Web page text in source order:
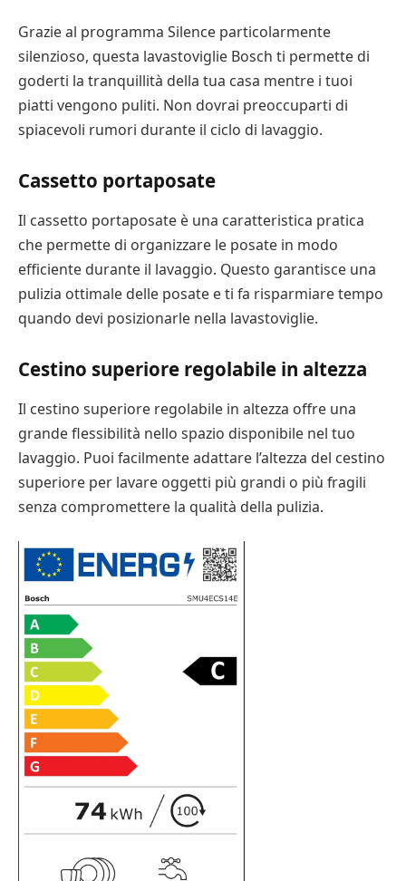
Grazie al programma Silence particolarmente
silenzioso, questa lavastoviglie Bosch ti permette di
goderti la tranquillità della tua casa mentre i tuoi
piatti vengono puliti. Non dovrai preoccuparti di
spiacevoli rumori durante il ciclo di lavaggio.
Cassetto portaposate
Il cassetto portaposate è una caratteristica pratica
che permette di organizzare le posate in modo
efficiente durante il lavaggio. Questo garantisce una
pulizia ottimale delle posate e ti fa risparmiare tempo
quando devi posizionarle nella lavastoviglie.
Cestino superiore regolabile in altezza
Il cestino superiore regolabile in altezza offre una
grande flessibilità nello spazio disponibile nel tuo
lavaggio. Puoi facilmente adattare l’altezza del cestino
superiore per lavare oggetti più grandi o più fragili
senza compromettere la qualità della pulizia.